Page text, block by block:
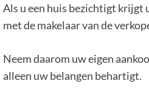
Als u een huis bezichtigt krijgt
met de makelaar van de
Neem daarom uw eigen
alleen uw belangen behartigt.